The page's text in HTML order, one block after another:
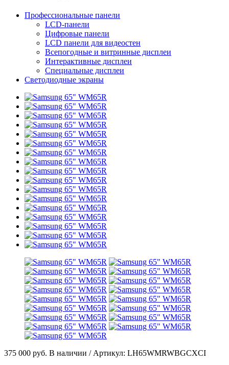
Профессиональные панели
LCD-панели
Цифровые панели
LCD панели для видеостен
Всепогодные и витринные дисплеи
Интерактивные дисплеи
Специальные дисплеи
Светодиодные экраны
375 000 руб. В наличии / Артикул: LH65WMRWBGCXCI